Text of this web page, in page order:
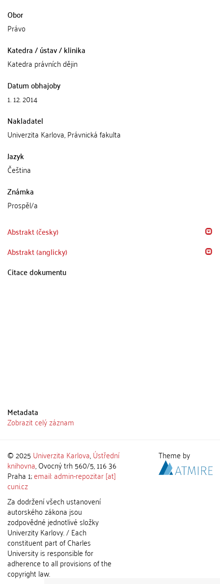
Obor
Právo
Katedra / ústav / klinika
Katedra právních dějin
Datum obhajoby
1. 12. 2014
Nakladatel
Univerzita Karlova, Právnická fakulta
Jazyk
Čeština
Známka
Prospěl/a
Abstrakt (česky)
Abstrakt (anglicky)
Citace dokumentu
Metadata
Zobrazit celý záznam
© 2025 Univerzita Karlova,Ústřední
knihovna, Ovocný trh 560/5, 116 36
Praha 1;email: admin-repozitar [at]
cuni.cz
Za dodržení všech ustanovení
autorského zákona jsou
zodpovědné jednotlivé složky
Univerzity Karlovy. / Each
constituent part of Charles
University is responsible for
adherence to all provisions of the
copyright law.
Theme by